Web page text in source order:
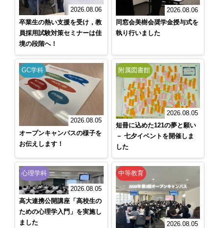
2026.08.06
卒業生の熱い支援を受け，教
員採用試験対策セミナーは佳
境の段階へ！
2026.08.06
同窓会美樹会奨学金授与式を
執り行いました
GC学科
2026.08.05
オープンキャンパスの様子を
お伝えします！
附属図書館
2026.08.05
短冊に込めた121の夢と願い
－ 七夕イベントを開催しま
した
心理学科
2026.08.05
高大連携公開講座「高校生の
ための心理学入門」を実施し
ました
中等教育
2026.08.05